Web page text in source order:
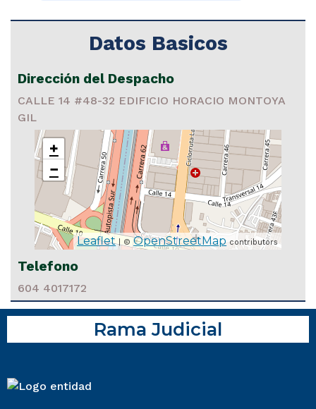
Datos Basicos
Dirección del Despacho
CALLE 14 #48-32 EDIFICIO HORACIO MONTOYA
GIL
+
−
Leaflet| ©OpenStreetMap contributors
Telefono
604 4017172
Rama Judicial